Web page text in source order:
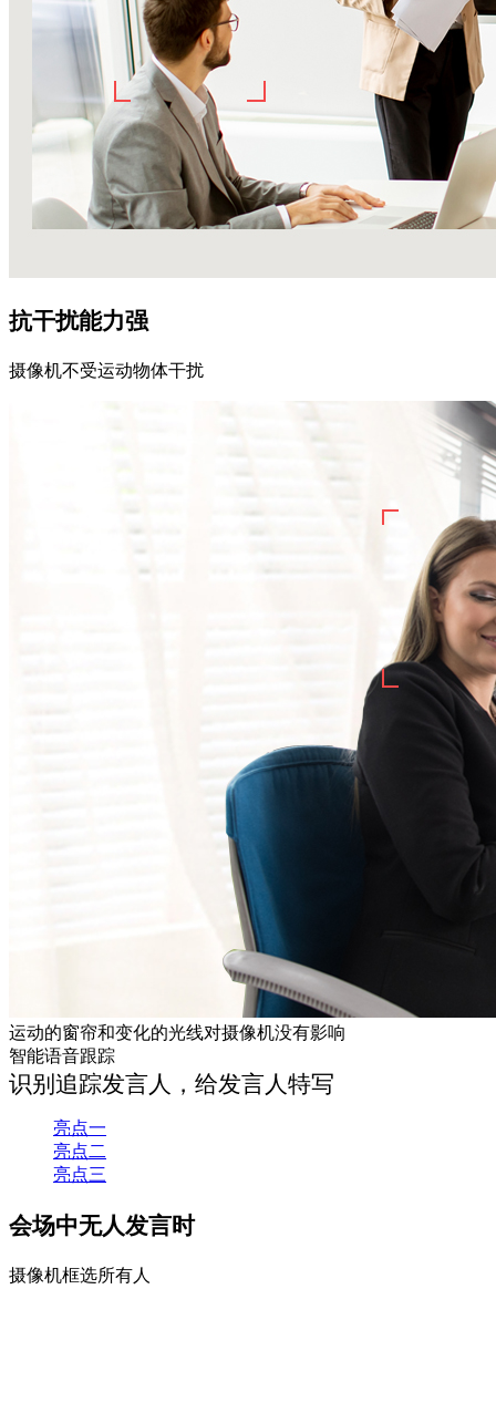
抗干扰能力强
摄像机不受运动物体干扰
运动的窗帘和变化的光线对摄像机没有影响
智能语音跟踪
识别追踪发言人，给发言人特写
亮点一
亮点二
亮点三
会场中无人发言时
摄像机框选所有人